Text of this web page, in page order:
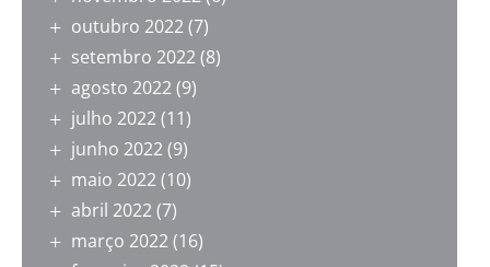
outubro 2022(7)
setembro 2022(8)
agosto 2022(9)
julho 2022(11)
junho 2022(9)
maio 2022(10)
abril 2022(7)
março 2022(16)